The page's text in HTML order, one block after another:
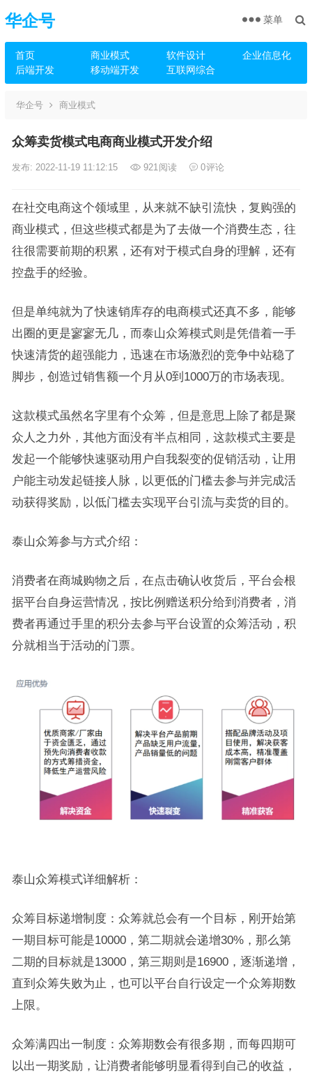
华企号
首页 商业模式 软件设计
企业信息化
后端开发
移动端开发 互联网综合
菜单
华企号 商业模式
众筹卖货模式电商商业模式开发介绍
发布: 2022-11-19 11:12:15 921阅读 0评论
在社交电商这个领域里，从来就不缺引流快，复购强的
商业模式，但这些模式都是为了去做一个消费生态，往
往很需要前期的积累，还有对于模式自身的理解，还有
控盘手的经验。
但是单纯就为了快速销库存的电商模式还真不多，能够
出圈的更是寥寥无几，而泰山众筹模式则是凭借着一手
快速清货的超强能力，迅速在市场激烈的竞争中站稳了
脚步，创造过销售额一个月从0到1000万的市场表现。
这款模式虽然名字里有个众筹，但是意思上除了都是聚
众人之力外，其他方面没有半点相同，这款模式主要是
发起一个能够快速驱动用户自我裂变的促销活动，让用
户能主动发起链接人脉，以更低的门槛去参与并完成活
动获得奖励，以低门槛去实现平台引流与卖货的目的。
泰山众筹参与方式介绍：
消费者在商城购物之后，在点击确认收货后，平台会根
据平台自身运营情况，按比例赠送积分给到消费者，消
费者再通过手里的积分去参与平台设置的众筹活动，积
分就相当于活动的门票。
泰山众筹模式详细解析：
众筹目标递增制度：众筹就总会有一个目标，刚开始第
一期目标可能是10000，第二期就会递增30%，那么第
二期的目标就是13000，第三期则是16900，逐渐递增，
直到众筹失败为止，也可以平台自行设定一个众筹期数
上限。
众筹满四出一制度：众筹期数会有很多期，而每四期可
以出一期奖励，让消费者能够明显看得到自己的收益，